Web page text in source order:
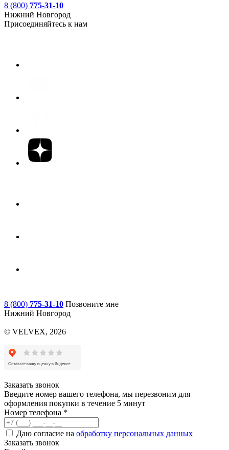
8 (800) 775-31-10
Нижний Новгород
Присоединяйтесь к нам
8 (800) 775-31-10 Позвоните мне
Нижний Новгород
© VELVEX, 2026
Заказать звонок
Введите номер вашего телефона, мы перезвоним для
оформления покупки в течение 5 минут
Номер телефона *
Даю согласие на обработку персональных данных
Заказать звонок